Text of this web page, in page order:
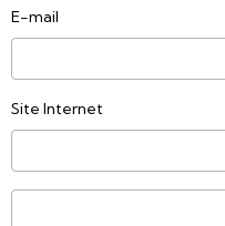
E-mail
Site Internet